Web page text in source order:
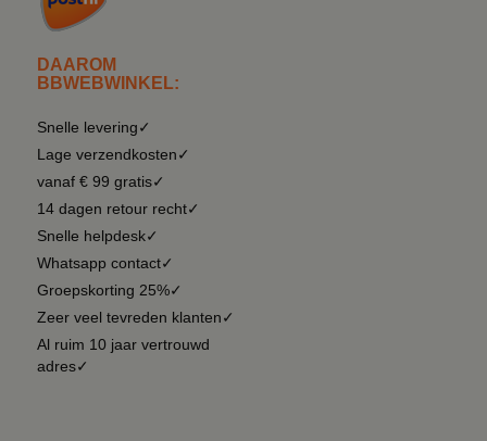
DAAROM
BBWEBWINKEL:
Snelle levering✓
Lage verzendkosten✓
vanaf € 99 gratis✓
14 dagen retour recht✓
Snelle helpdesk✓
Whatsapp contact✓
Groepskorting 25%✓
Zeer veel tevreden klanten✓
Al ruim 10 jaar vertrouwd
adres✓